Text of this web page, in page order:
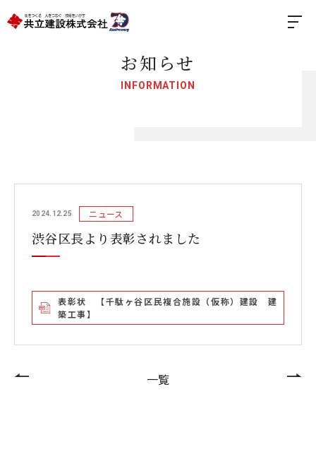
お知らせ
INFORMATION
2024.12.25 ニュース
渋谷区長より表彰されました
表彰状 【千駄ヶ谷区民複合施設（仮称）建設 建
築工事】
一覧